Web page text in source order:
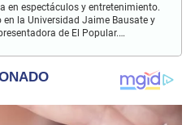
en espectáculos y entretenimiento.
en la Universidad Jaime Bausate y
de El Popular.